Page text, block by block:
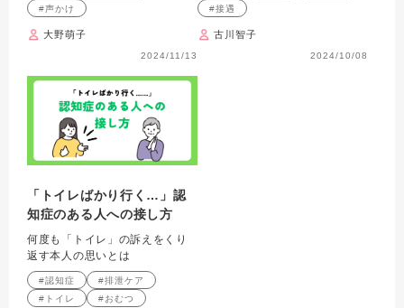
#声かけ
大野萌子
2024/11/13
#接遇
古川智子
2024/10/08
「トイレばかり行く…」認
知症のある人への接し方
何度も「トイレ」の訴えをくり
返す本人の思いとは
#認知症
#排泄ケア
#トイレ
#おむつ